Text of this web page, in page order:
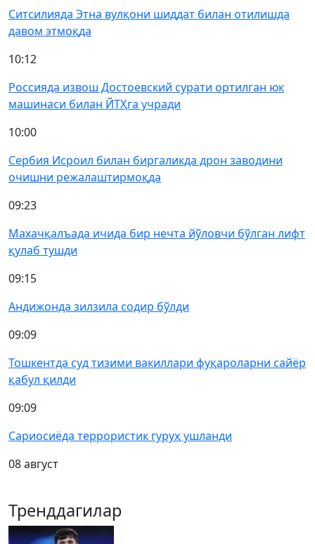
Ситсилияда Этна вулқони шиддат билан отилишда
давом этмоқда
10:12
Россияда извош Достоевский сурати ортилган юк
машинаси билан ЙТҲга учради
10:00
Сербия Исроил билан биргаликда дрон заводини
очишни режалаштирмоқда
09:23
Махачқалъада ичида бир нечта йўловчи бўлган лифт
қулаб тушди
09:15
Андижонда зилзила содир бўлди
09:09
Тошкентда суд тизими вакиллари фуқароларни сайёр
қабул қилди
09:09
Сариосиёда террористик гуруҳ ушланди
08 август
Тренддагилар